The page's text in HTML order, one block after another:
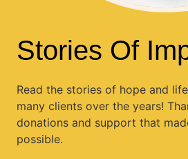
Stories Of
Read the stories of hope and
many clients over the years!
donations and support that
possible.